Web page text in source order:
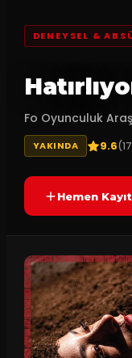
DENEYSEL &
Fo Oyunculuk
YAKINDA 9.6(17
Hemen